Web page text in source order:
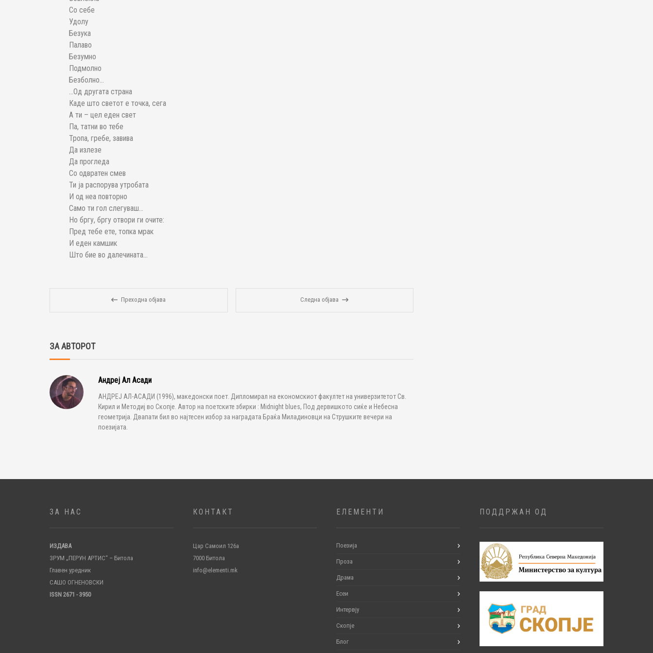
Со себе
Удолу
Безука
Палаво
Безумно
Подмолно
Безболно…
…Од другата страна
Каде што светот е точка, сега
А ти – цел еден свет
Па, татни во тебе
Тропа, гребе, завива
Да излезе
Да прогледа
Со одвратен смев
Ти ја распорува утробата
И од неа повторно
Само ти гол слегуваш…
Но бргу, бргу отвори ги очите:
Пред тебе ете, топка мрак
И еден камшик
Што бие во далечината…
Преходна објава Следна објава
ЗА АВТОРОТ
Андреј Ал Асади
АНДРЕЈ АЛ-АСАДИ (1996), македонски поет. Дипломирал на економскиот факултет на универзитетот Св.
Кирил и Методиј во Скопје. Автор на поетските збирки : Midnight blues, Под дервишкото сиќе и Небесна
геометрија. Двапати бил во најтесен избор за наградата Браќа Миладиновци на Струшките вечери на
поезијата.
ЗА НАС
ИЗДАВА
ЗРУМ „ПЕРУН АРТИС“ – Битола
Главен уредник
САШО ОГНЕНОВСКИ
ISSN 2671 - 3950
КОНТАКТ
Цар Самоил 126а
7000 Битола
info@elementi.mk
ЕЛЕМЕНТИ
Поезија
Проза
Драма
Есеи
Интервју
Скопје
Блог
ПОДДРЖАН ОД